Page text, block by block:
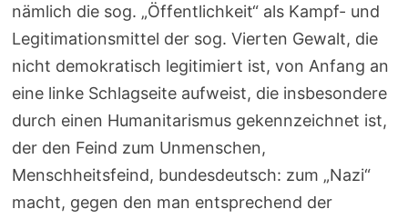
nämlich die sog. „Öffentlichkeit“ als Kampf- und
Legitimationsmittel der sog. Vierten Gewalt, die
nicht demokratisch legitimiert ist, von Anfang an
eine linke Schlagseite aufweist, die insbesondere
durch einen Humanitarismus gekennzeichnet ist,
der den Feind zum Unmenschen,
Menschheitsfeind, bundesdeutsch: zum „Nazi“
macht, gegen den man entsprechend der